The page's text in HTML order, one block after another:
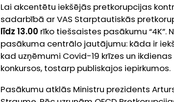
Lai akcentētu iekšējās pretkorupcijas
sadarbībā ar VAS Starptautiskās
līdz 13.00 rīko tiešsaistes pasākumu
pasākuma centrālo jautājumu: kāda ir
kad uzņēmumi Covid-19 krīzes un
konkursos, tostarp publiskajos iepirkumos.
Pasākumu atklās Ministru prezidents